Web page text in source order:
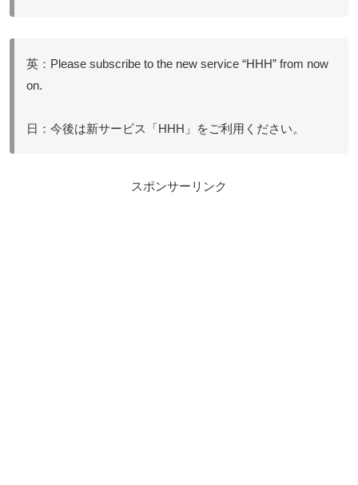
英：Please subscribe to the new service “HHH” from now
on.
日：今後は新サービス「HHH」をご利用ください。
スポンサーリンク